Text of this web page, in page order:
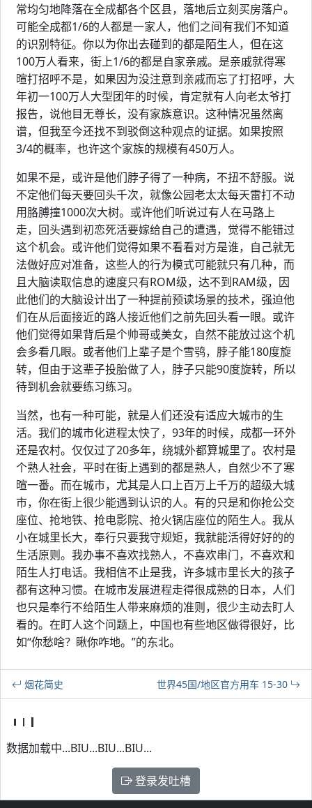
常均匀地降落在全成都各个区县，落地后立刻买房落户。
可能全成都1/6的人都是一家人，他们之间有我们不知道
的识别特征。你以为你出去碰到的都是陌生人，但在这
100万人看来，街上1/6的都是自家亲戚。是亲戚就得寒
暄打招呼不是，如果因为没注意到亲戚而忘了打招呼，大
年初一100万人大型团年的时候，肯定就有人向老太爷打
报告，说他目无尊长，没有家族意识。这种情况虽然离
谱，但我至今还找不到驳倒这种观点的证据。如果按照
3/4的概率，也许这个家族的规模有450万人。
如果不是，或许是他们脖子得了一种病，不扭不舒服。说
不定他们每天要回头千次，就像公园老太太每天雷打不动
用胳膊撞1000次大树。或许他们听说过有人在马路上
走，回头遇到初恋死活要嫁给自己的遭遇，觉得不能错过
这个机会。或许他们觉得如果不看看对方是谁，自己就无
法做好应对准备，这些人的行为模式可能就只有几种，而
且大脑读取信息的速度只有ROM级，达不到RAM级，因
此他们的大脑设计出了一种提前预读场景的技术，强迫他
们在从后面接近的路人接近他们之前先回头看一眼。或许
他们觉得如果背后是个帅哥或美女，自然不能放过这个机
会多看几眼。或者他们上辈子是个雪鸮，脖子能180度旋
转，但由于这辈子投胎做了人，脖子只能90度旋转，所以
待到机会就要练习练习。
当然，也有一种可能，就是人们还没有适应大城市的生
活。我们的城市化进程太快了，93年的时候，成都一环外
还是农村。仅仅过了20多年，绕城外都算城里了。农村是
个熟人社会，平时在街上遇到的都是熟人，自然少不了寒
暄一番。而在城市，尤其是人口上百万上千万的超级大城
市，你在街上很少能遇到认识的人。有的只是和你抢公交
座位、抢地铁、抢电影院、抢火锅店座位的陌生人。我从
小在城里长大，奉行只要我守规矩，我就能活得好好的的
生活原则。我办事不喜欢找熟人，不喜欢串门，不喜欢和
陌生人打电话。我相信不止是我，许多城市里长大的孩子
都有这种习惯。在城市发展进程走得很成熟的日本，人们
也只是奉行不给陌生人带来麻烦的准则，很少主动去盯人
看的。在盯人这个问题上，中国也有些地区做得很好，比
如“你愁啥？瞅你咋地。”的东北。
烟花简史 世界45国/地区官方用车 15-30
数据加载中...BIU...BIU...BIU...
登录发吐槽